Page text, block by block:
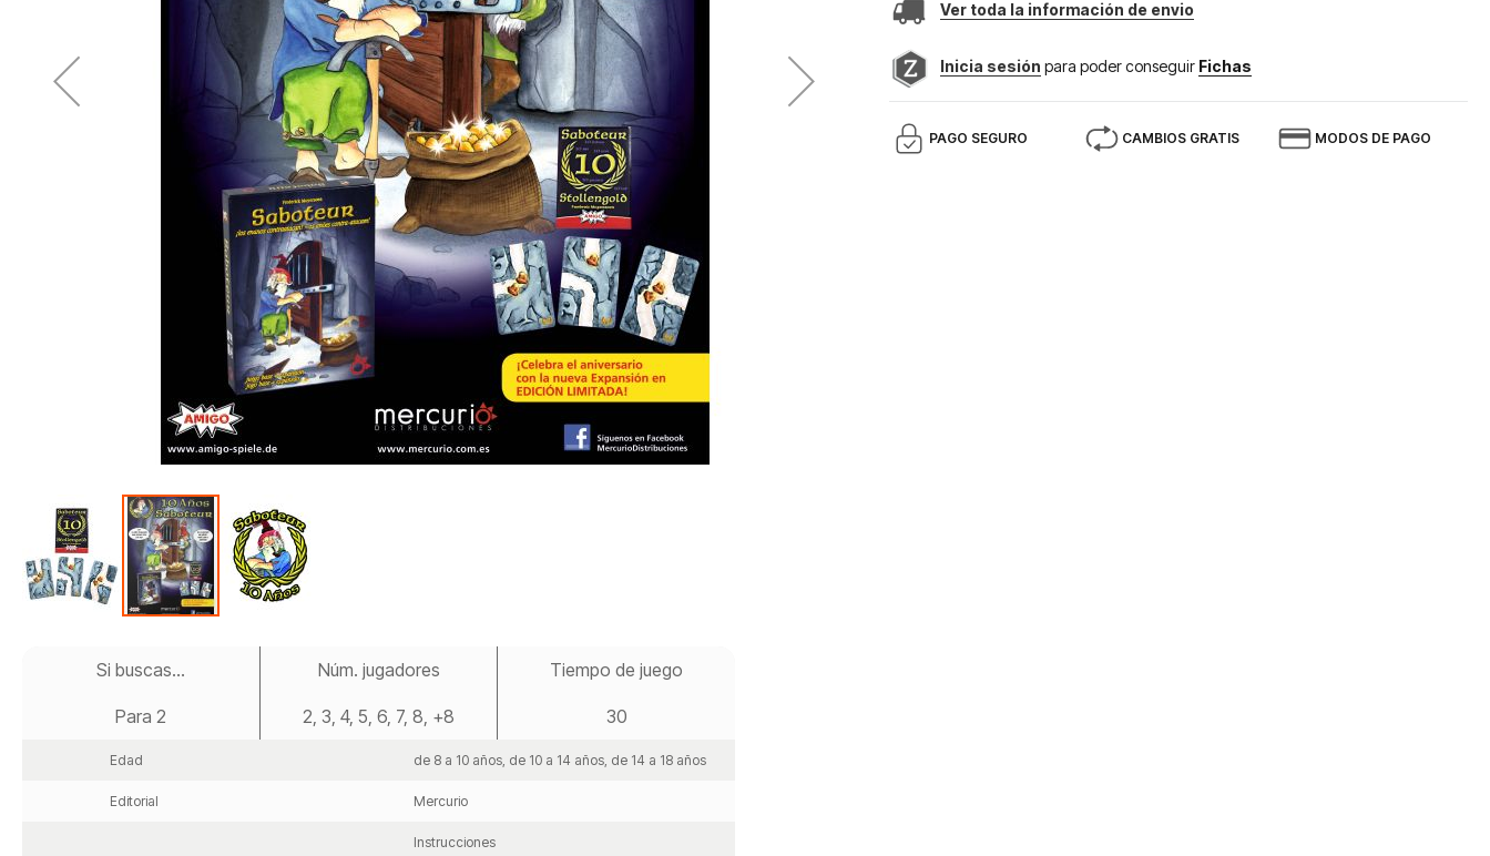
Ver toda la información de envio
Inicia sesión para poder conseguir Fichas
PAGO SEGURO CAMBIOS GRATIS MODOS DE PAGO
Si buscas...
Para 2
Núm. jugadores
2, 3, 4, 5, 6, 7, 8, +8
Tiempo de juego
30
Edad de 8 a 10 años, de 10 a 14 años, de 14 a 18 años
Editorial Mercurio
Instrucciones